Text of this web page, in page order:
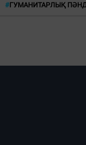
#ГУМАНИТАРЛЫҚ